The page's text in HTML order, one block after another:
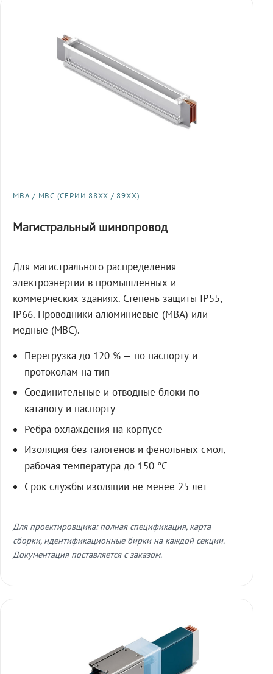
МВА / МВС (СЕРИИ 88XX / 89XX)
Магистральный шинопровод
Для магистрального распределения
электроэнергии в промышленных и
коммерческих зданиях. Степень защиты IP55,
IP66. Проводники алюминиевые (МВА) или
медные (МВС).
Перегрузка до 120 % — по паспорту и
протоколам на тип
Соединительные и отводные блоки по
каталогу и паспорту
Рёбра охлаждения на корпусе
Изоляция без галогенов и фенольных смол,
рабочая температура до 150 °C
Срок службы изоляции не менее 25 лет
Для проектировщика: полная спецификация, карта
сборки, идентификационные бирки на каждой секции.
Документация поставляется с заказом.